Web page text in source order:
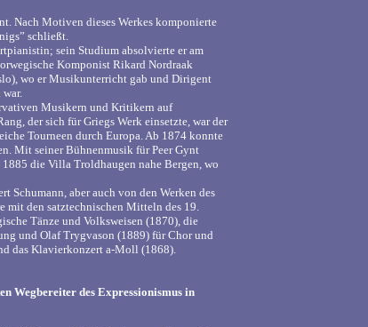
Nach Motiven dieses Werkes komponierte
schließt.
sein Studium absolvierte er am
Komponist Rikard Nordraak
wo er Musikunterricht gab und Dirigent
Musikern und Kritikern auf
der sich für Griegs Werk einsetzte, war der
Tourneen durch Europa. Ab 1874 konnte
Mit seiner Bühnenmusik für Peer Gynt
die Villa Troldhaugen nahe Bergen, wo
Schumann, aber auch von den Werken des
mit den satztechnischen Mitteln des 19.
Tänze und Volksweisen (1870), die
und Olaf Trygvason (1889) für Chor und
das Klavierkonzert a-Moll (1868).
Wegbereiter des Expressionismus in